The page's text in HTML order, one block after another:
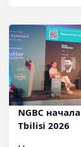
NGBC
Tbilisi 2026